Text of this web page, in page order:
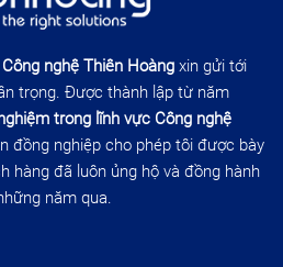
nghệ Thiên Hoàng xin gửi tới
trọng. Được thành lập từ năm
trong lĩnh vực Công nghệ
đồng nghiệp cho phép tôi được bày
hàng đã luôn ủng hộ và đồng hành
năm qua.